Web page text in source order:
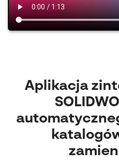
Aplikacja